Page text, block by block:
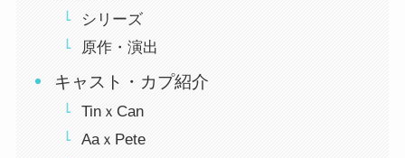
シリーズ
原作・演出
キャスト・カプ紹介
TinｘCan
AaｘPete